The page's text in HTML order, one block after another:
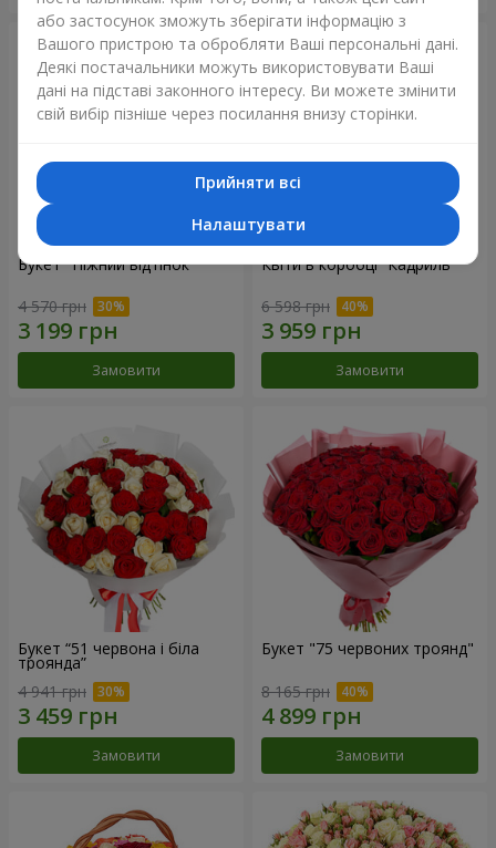
Букет "Ніжний відтінок"
4 570 грн
Замовити
Квіти в коробці “Кадриль”
6 598 грн
Замовити
Букет “51 червона і біла
троянда”
4 941 грн
Замовити
Букет "75 червоних троянд"
8 165 грн
Замовити
або застосунок зможуть зберігати інформацію з
Вашого пристрою та обробляти Ваші персональні дані.
Деякі постачальники можуть використовувати Ваші
дані на підставі законного інтересу. Ви можете змінити
свій вибір пізніше через посилання внизу сторінки.
Прийняти всі
Налаштувати